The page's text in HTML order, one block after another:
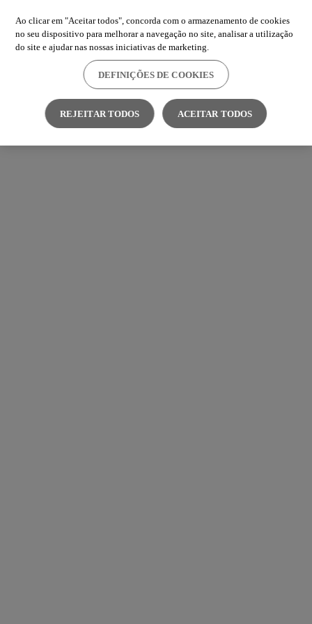
Ao clicar em "Aceitar todos", concorda com o armazenamento de cookies
no seu dispositivo para melhorar a navegação no site, analisar a utilização
do site e ajudar nas nossas iniciativas de marketing.
DEFINIÇÕES DE COOKIES
REJEITAR TODOS ACEITAR TODOS